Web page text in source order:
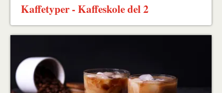
Kaffetyper - Kaffeskole del 2